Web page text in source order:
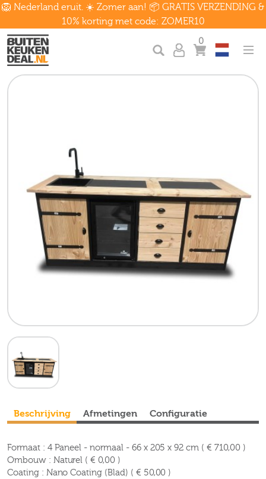
🦁 Nederland eruit. ☀️ Zomer aan! 📦 GRATIS VERZENDING &
10% korting met code: ZOMER10
0
Beschrijving Afmetingen Configuratie
Formaat : 4 Paneel - normaal - 66 x 205 x 92 cm ( € 710,00 )
Ombouw : Naturel ( € 0,00 )
Coating : Nano Coating (Blad) ( € 50,00 )